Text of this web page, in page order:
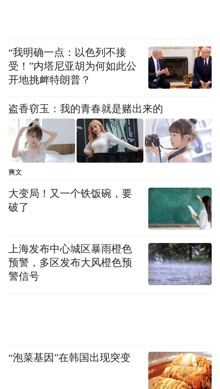
“我明确一点：以色列不接
受！”内塔尼亚胡为何如此公
开地挑衅特朗普？
盗香窃玉：我的青春就是赌出来的
爽文
大变局！又一个铁饭碗，要
破了
上海发布中心城区暴雨橙色
预警，多区发布大风橙色预
警信号
“泡菜基因”在韩国出现突变